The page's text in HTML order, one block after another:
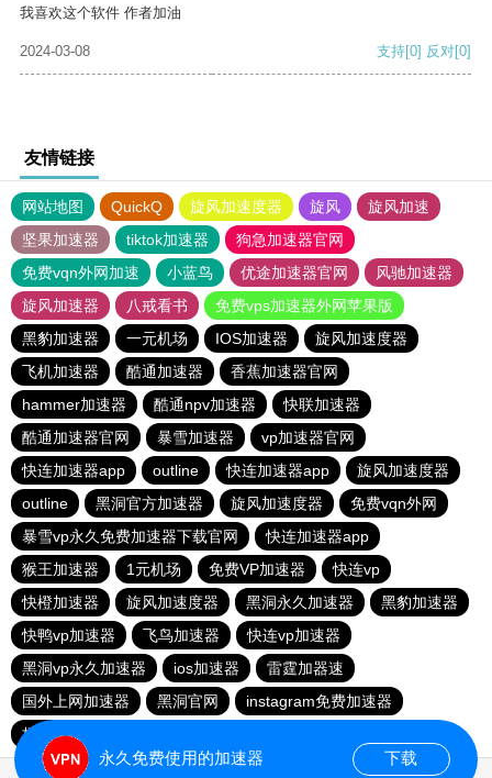
我喜欢这个软件 作者加油
2024-03-08 支持[0] 反对[0]
友情链接
网站地图 QuickQ 旋风加速度器 旋风
旋风加速
坚果加速器
tiktok加速器
狗急加速器官网
免费vqn外网加速
小蓝鸟 优途加速器官网
风驰加速器
旋风加速器
八戒看书
免费vps加速器外网苹果版
黑豹加速器
一元机场 IOS加速器
旋风加速度器
飞机加速器
酷通加速器
香蕉加速器官网
hammer加速器
酷通npv加速器
快联加速器
酷通加速器官网
暴雪加速器
vp加速器官网
快连加速器app
outline 快连加速器app
旋风加速度器
outline
黑洞官方加速器 旋风加速度器
免费vqn外网
暴雪vp永久免费加速器下载官网
快连加速器app
猴王加速器
1元机场 免费VP加速器
快连vp
快橙加速器
旋风加速度器 黑洞永久加速器
黑豹加速器
快鸭vp加速器
飞鸟加速器
快连vp加速器
黑洞vp永久加速器
ios加速器
雷霆加器速
国外上网加速器
黑洞官网
instagram免费加速器
极光vqn官网
永久免费使用的加速器 下载